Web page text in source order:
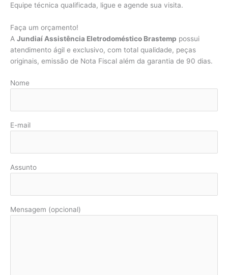
Equipe técnica qualificada, ligue e agende sua visita.
Faça um orçamento!
A Jundiaí Assistência Eletrodoméstico Brastemp possui
atendimento ágil e exclusivo, com total qualidade, peças
originais, emissão de Nota Fiscal além da garantia de 90 dias.
Nome
E-mail
Assunto
Mensagem (opcional)